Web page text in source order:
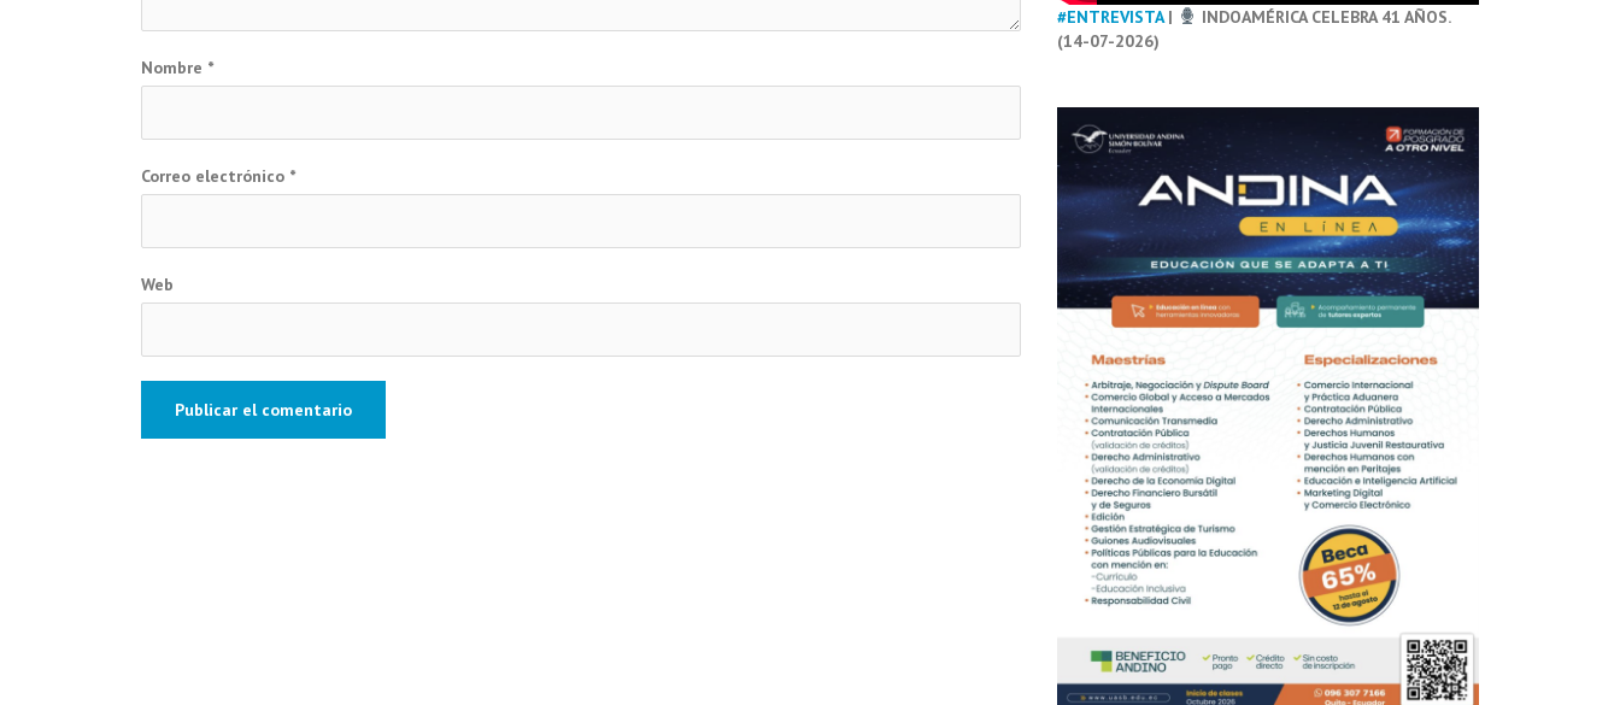
Nombre *
Correo electrónico *
Web
#ENTREVISTA|
INDOAMÉRICA CELEBRA 41 AÑOS.
(14-07-2026)